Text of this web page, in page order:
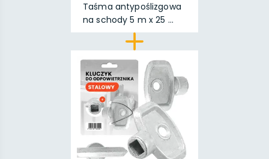
Taśma antypoślizgowa
na schody 5 m x 25 ...